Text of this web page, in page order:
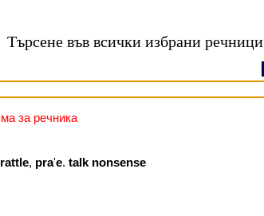
Търсене във всички избрани речници
за речника
, pra'e. talk nonsense